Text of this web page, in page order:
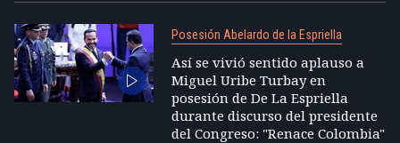
Posesión Abelardo de la Espriella
Así se vivió sentido aplauso a
Miguel Uribe Turbay en
posesión de De La Espriella
durante discurso del presidente
del Congreso: "Renace Colombia"